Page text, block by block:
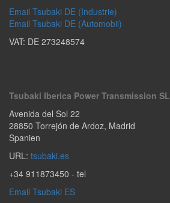
Email Tsubaki DE (Industrie)
Email Tsubaki DE (Automobil)
VAT: DE 273248574
Tsubaki Iberica Power Transmission SL
Avenida del Sol 22
28850 Torrejón de Ardoz, Madrid
Spanien
URL: tsubaki.es
+34 911873450 - tel
Email Tsubaki ES